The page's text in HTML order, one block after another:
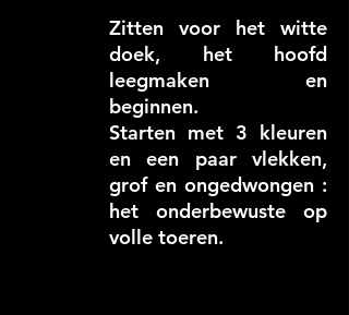
Zitten voor het witte
doek, het hoofd
leegmaken en
beginnen.
Starten met 3 kleuren
en een paar vlekken,
grof en ongedwongen :
het onderbewuste op
volle toeren.